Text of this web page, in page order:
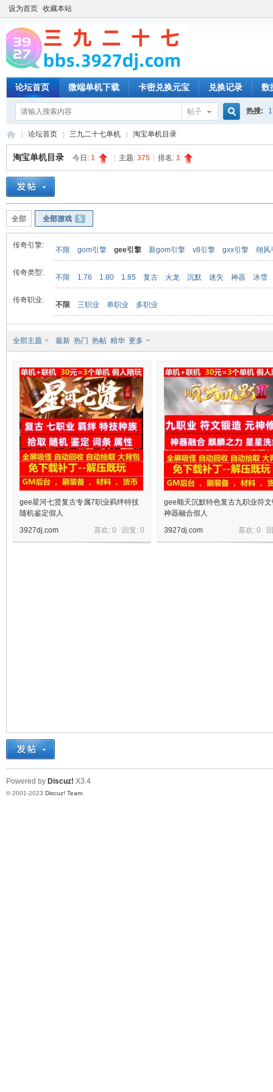
设为首页 收藏本站
论坛首页 微端单机下载 卡密兑换元宝 兑换记录 数
帖子 热搜:
淘
»
论坛首页 三九二十七单机 淘宝单机目录
淘宝单机目录 今日: 1 主题: 375 排名: 1
全部 全部游戏 5
传奇引擎:
不限 gom引擎 gee引擎 新gom引擎 v8引擎 gxx引擎 翎风
传奇类型:
不限 1.76 1.80 1.85 复古 火龙 沉默 迷失 神器 冰雪
传奇职业:
不限 三职业 单职业 多职业
全部主题 最新 热门 热帖 精华 更多
gee星河七贤复古专属7职业羁绊特技
随机鉴定假人
喜欢: 0 回复: 0
3927dj.com
gee顺天沉默特色复古九职业符
神器融合假人
喜欢: 0
3927dj.com
Powered by Discuz! X3.4
© 2001-2023 Discuz! Team.